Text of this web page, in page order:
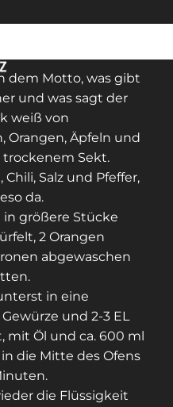
dem Motto, was gibt
und was sagt der
weiß von
Orangen, Äpfeln und
Sekt.
Salz und Pfeffer,
da.
größere Stücke
2 Orangen
abgewaschen
in eine
und 2-3 EL
mit Öl und ca. 600 ml
die Mitte des Ofens
die Flüssigkeit